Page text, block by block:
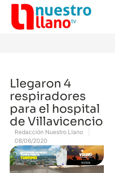
Llegaron 4
respiradores
para el hospital
de Villavicencio
Redacción Nuestro Llano
08/06/2020